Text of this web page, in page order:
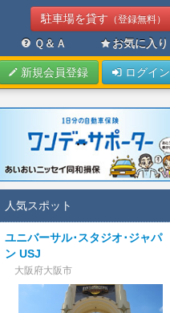
駐車場を貸す （登録無料）
Ｑ＆Ａ お気に入り
新規会員登録 ログイン
人気スポット
ユニバーサル･スタジオ･ジャパ
ン USJ
大阪府大阪市